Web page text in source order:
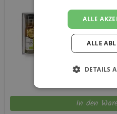
In den
ALLE
ALLE
DETAILS